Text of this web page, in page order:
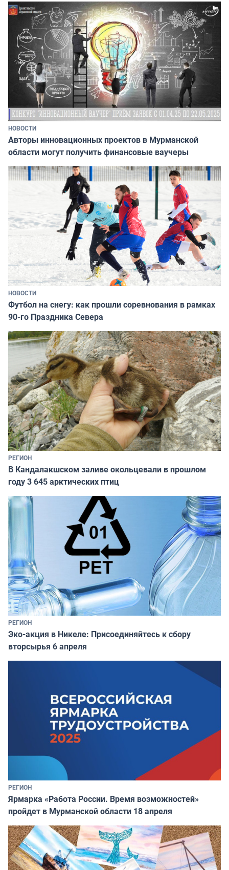
НОВОСТИ
Авторы инновационных проектов в Мурманской
области могут получить финансовые ваучеры
НОВОСТИ
Футбол на снегу: как прошли соревнования в рамках
90-го Праздника Севера
РЕГИОН
В Кандалакшском заливе окольцевали в прошлом
году 3 645 арктических птиц
РЕГИОН
Эко-акция в Никеле: Присоединяйтесь к сбору
вторсырья 6 апреля
РЕГИОН
Ярмарка «Работа России. Время возможностей»
пройдет в Мурманской области 18 апреля